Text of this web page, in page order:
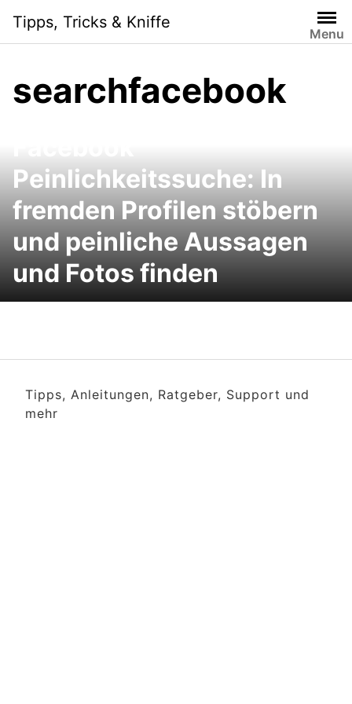
content
Tipps, Tricks & Kniffe
Menu
searchfacebook
Peinlichkeitssuche: In
fremden Profilen stöbern
und peinliche Aussagen
und Fotos finden
Tipps, Anleitungen, Ratgeber, Support und
mehr